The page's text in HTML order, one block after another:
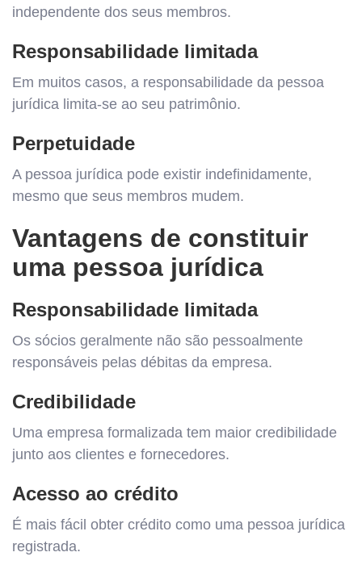
independente dos seus membros.
Responsabilidade limitada
Em muitos casos, a responsabilidade da pessoa
jurídica limita-se ao seu patrimônio.
Perpetuidade
A pessoa jurídica pode existir indefinidamente,
mesmo que seus membros mudem.
Vantagens de constituir
uma pessoa jurídica
Responsabilidade limitada
Os sócios geralmente não são pessoalmente
responsáveis pelas débitas da empresa.
Credibilidade
Uma empresa formalizada tem maior credibilidade
junto aos clientes e fornecedores.
Acesso ao crédito
É mais fácil obter crédito como uma pessoa jurídica
registrada.